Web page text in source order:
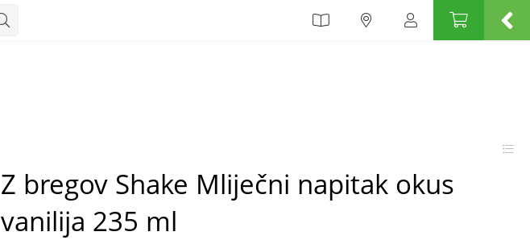
Z bregov Shake Mliječni napitak okus
vanilija 235 ml